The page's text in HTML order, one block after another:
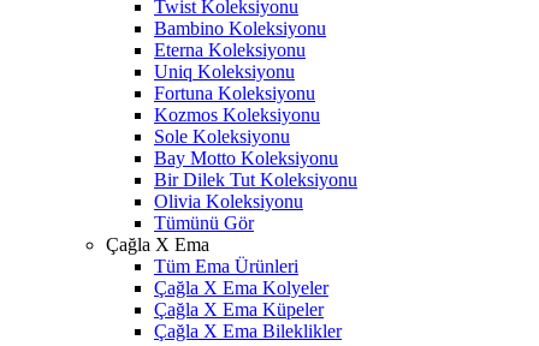
Twist Koleksiyonu
Bambino Koleksiyonu
Eterna Koleksiyonu
Uniq Koleksiyonu
Fortuna Koleksiyonu
Kozmos Koleksiyonu
Sole Koleksiyonu
Bay Motto Koleksiyonu
Bir Dilek Tut Koleksiyonu
Olivia Koleksiyonu
Tümünü Gör
Çağla X Ema
Tüm Ema Ürünleri
Çağla X Ema Kolyeler
Çağla X Ema Küpeler
Çağla X Ema Bileklikler